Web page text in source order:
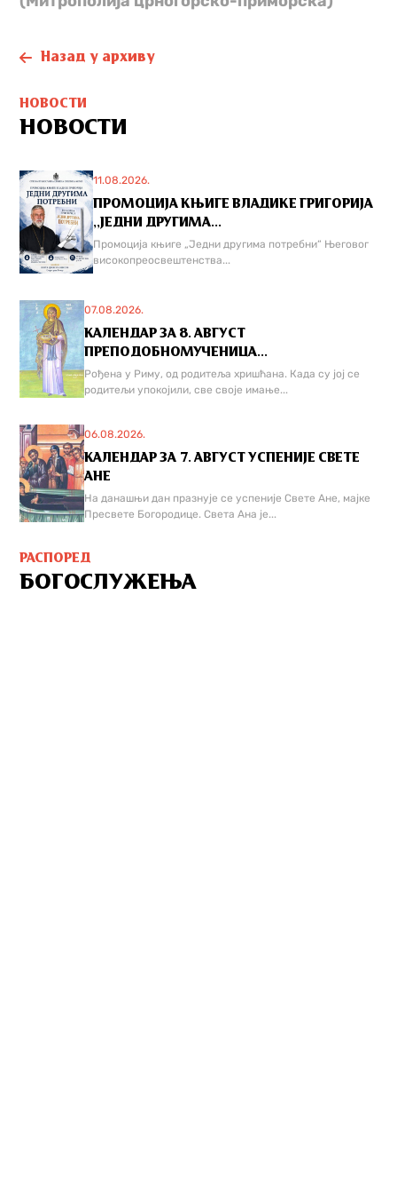
Назад у архиву
НОВОСТИ
НОВОСТИ
11.08.2026.
ПРОМОЦИЈА КЊИГЕ ВЛАДИКЕ ГРИГОРИЈА
,,ЈЕДНИ ДРУГИМА...
Промоција књиге „Једни другима потребни“ Његовог
високопреосвештенства...
07.08.2026.
КАЛЕНДАР ЗА 8. АВГУСТ
ПРЕПОДОБНОМУЧЕНИЦА...
Рођена у Риму, од родитеља хришћана. Када су јој се
родитељи упокојили, све своје имање...
06.08.2026.
КАЛЕНДАР ЗА 7. АВГУСТ УСПЕНИЈЕ СВЕТЕ
АНЕ
На данашњи дан празнује се успеније Свете Ане, мајке
Пресвете Богородице. Света Ана је...
РАСПОРЕД
БОГОСЛУЖЕЊА